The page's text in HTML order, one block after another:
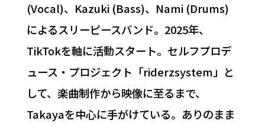
(Vocal)、Kazuki (Bass)、Nami (Drums)
によるスリーピースバンド。2025年、
TikTokを軸に活動スタート。セルフプロデ
ュース・プロジェクト「riderzsystem」と
して、楽曲制作から映像に至るまで、
Takayaを中心に手がけている。ありのまま